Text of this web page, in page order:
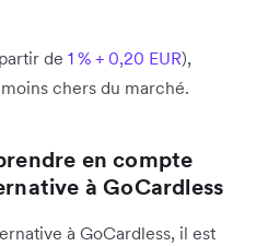
de 1 % + 0,20 EUR),
chers du marché.
en compte
à GoCardless
à GoCardless, il est